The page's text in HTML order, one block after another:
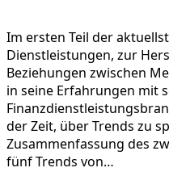
Im ersten Teil der
Dienstleistungen, zur
Beziehungen zwischen
in seine Erfahrungen mit
der Zeit, über Trends zu
Zusammenfassung des
fünf Trends von…